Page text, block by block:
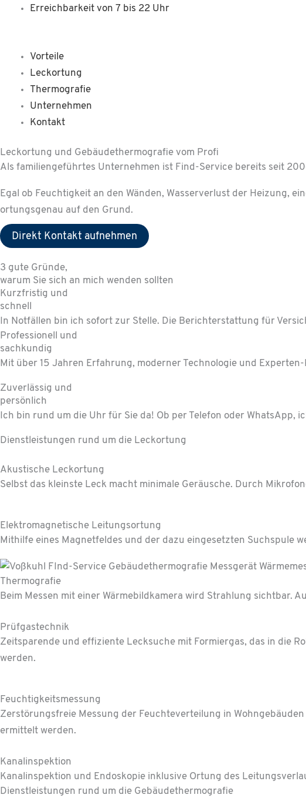
Erreichbarkeit von 7 bis 22 Uhr
Vorteile
Leckortung
Thermografie
Unternehmen
Kontakt
Leckortung und Gebäude­thermo­grafie vom Profi
Als familiengeführtes Unternehmen ist Find-Service bereits seit
Egal ob Feuchtigkeit an den Wänden, Wasserverlust der Heizung,
ortungsgenau auf den Grund.
Direkt Kontakt aufnehmen
3 gute Gründe,
warum Sie sich an mich wenden sollten
Kurzfristig und
schnell
In Notfällen bin ich sofort zur Stelle. Die Bericht­erstattung für
Professionell und
sachkundig
Mit über 15 Jahren Erfahrung, moderner Technologie und
Zuverlässig und
persönlich
Ich bin rund um die Uhr für Sie da! Ob per Telefon oder
Dienst­leistungen rund um die Leck­ortung
Akustische Leck­ortung
Selbst das kleinste Leck macht minimale Geräusche. Durch
Elektro­magnet­ische Leitungs­ortung
Mithilfe eines Magnet­feldes und der dazu eingesetzten Suchspule
Thermografie
Beim Messen mit einer Wärmebildkamera wird Strahlung sichtbar.
Prüfgas­technik
Zeitsparende und effiziente Lecksuche mit Formiergas, das in die
werden.
Feuchtig­keits­messung
Zerstörungsfreie Messung der Feuchte­­verteilung in
ermittelt werden.
Kanal­inspektion
Kanalinspektion und Endoskopie inklusive Ortung des
Dienst­leistungen rund um die Gebäude­thermo­grafie